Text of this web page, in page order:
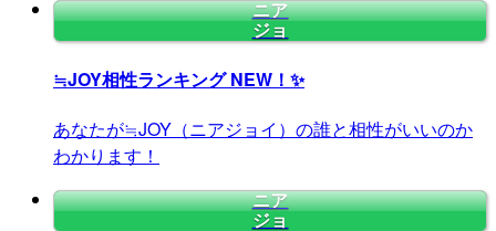
ニア
ジョ
≒JOY相性ランキングNEW！✨
あなたが≒JOY（ニアジョイ）の誰と相性がいいのか
わかります！
ニア
ジョ